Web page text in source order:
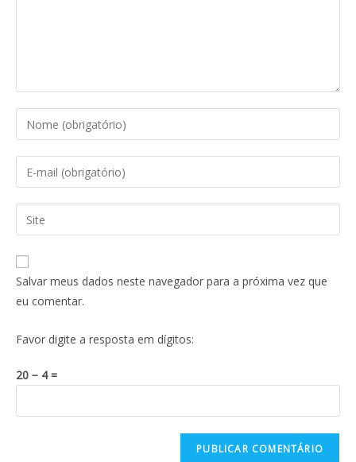
Salvar meus dados neste navegador para a próxima vez que
eu comentar.
Favor digite a resposta em dígitos:
20 − 4 =